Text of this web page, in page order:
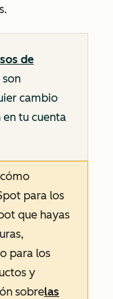
de
son
cambio
tu cuenta
para los
que hayas
para los
y
sobrelas